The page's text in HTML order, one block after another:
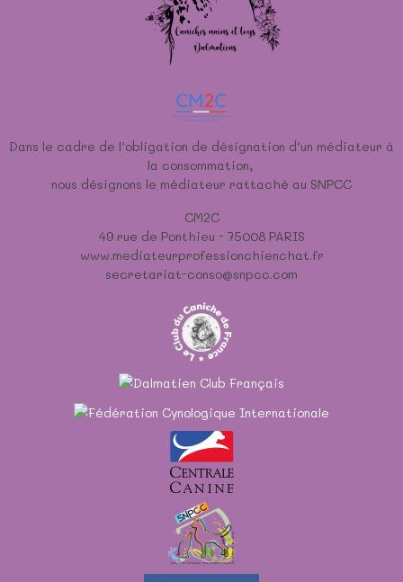
Dans le cadre de l’obligation de désignation d’un médiateur à
la consommation,
nous désignons le médiateur rattaché au SNPCC
CM2C
49 rue de Ponthieu - 75008 PARIS
www.mediateurprofessionchienchat.fr
secretariat-conso@snpcc.com